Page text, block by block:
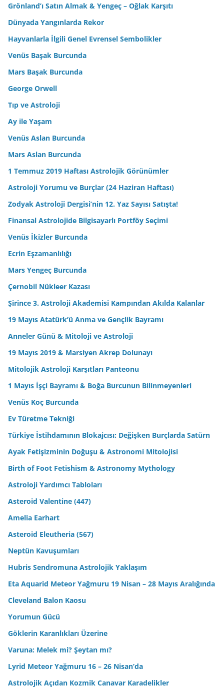
Grönland’ı Satın Almak & Yengeç – Oğlak Karşıtı
Dünyada Yangınlarda Rekor
Hayvanlarla İlgili Genel Evrensel Sembolikler
Venüs Başak Burcunda
Mars Başak Burcunda
George Orwell
Tıp ve Astroloji
Ay ile Yaşam
Venüs Aslan Burcunda
Mars Aslan Burcunda
1 Temmuz 2019 Haftası Astrolojik Görünümler
Astroloji Yorumu ve Burçlar (24 Haziran Haftası)
Zodyak Astroloji Dergisi’nin 12. Yaz Sayısı Satışta!
Finansal Astrolojide Bilgisayarlı Portföy Seçimi
Venüs İkizler Burcunda
Ecrin Eşzamanlılığı
Mars Yengeç Burcunda
Çernobil Nükleer Kazası
Şirince 3. Astroloji Akademisi Kampından Akılda Kalanlar
19 Mayıs Atatürk’ü Anma ve Gençlik Bayramı
Anneler Günü & Mitoloji ve Astroloji
19 Mayıs 2019 & Marsiyen Akrep Dolunayı
Mitolojik Astroloji Karşıtları Panteonu
1 Mayıs İşçi Bayramı & Boğa Burcunun Bilinmeyenleri
Venüs Koç Burcunda
Ev Türetme Tekniği
Türkiye İstihdamının Blokajcısı: Değişken Burçlarda Satürn
Ayak Fetişizminin Doğuşu & Astronomi Mitolojisi
Birth of Foot Fetishism & Astronomy Mythology
Astroloji Yardımcı Tabloları
Asteroid Valentine (447)
Amelia Earhart
Asteroid Eleutheria (567)
Neptün Kavuşumları
Hubris Sendromuna Astrolojik Yaklaşım
Eta Aquarid Meteor Yağmuru 19 Nisan – 28 Mayıs Aralığında
Cleveland Balon Kaosu
Yorumun Gücü
Göklerin Karanlıkları Üzerine
Varuna: Melek mi? Şeytan mı?
Lyrid Meteor Yağmuru 16 – 26 Nisan’da
Astrolojik Açıdan Kozmik Canavar Karadelikler